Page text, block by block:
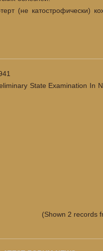
(не катострофически)
State Examination In
(Shown 2 records